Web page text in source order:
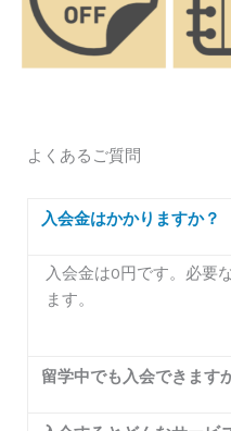
よくあるご質問
入会金はかかりますか？
入会金は0円です。必要
ます。
留学中でも入会できます